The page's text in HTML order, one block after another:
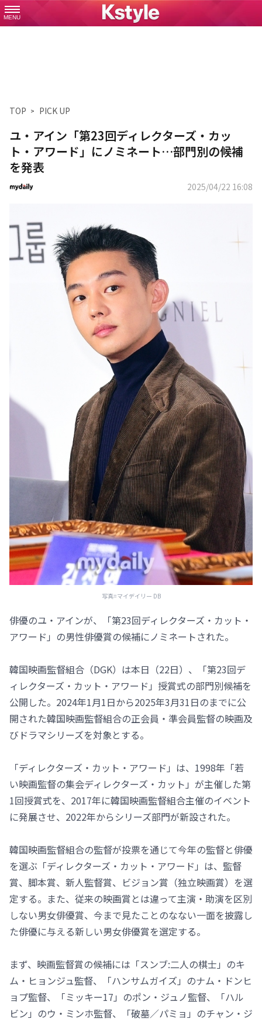
MENU
TOP PICK UP
ユ・アイン「第23回ディレクターズ・カッ
ト・アワード」にノミネート…部門別の候補
を発表
2025/04/22 16:08
写真=マイデイリー DB
俳優のユ・アインが、「第23回ディレクターズ・カット・
アワード」の男性俳優賞の候補にノミネートされた。
韓国映画監督組合（DGK）は本日（22日）、「第23回デ
ィレクターズ・カット・アワード」授賞式の部門別候補を
公開した。2024年1月1日から2025年3月31日のまでに公
開された韓国映画監督組合の正会員・準会員監督の映画及
びドラマシリーズを対象とする。
「ディレクターズ・カット・アワード」は、1998年「若
い映画監督の集会ディレクターズ・カット」が主催した第
1回授賞式を、2017年に韓国映画監督組合主催のイベント
に発展させ、2022年からシリーズ部門が新設された。
韓国映画監督組合の監督が投票を通じて今年の監督と俳優
を選ぶ「ディレクターズ・カット・アワード」は、監督
賞、脚本賞、新人監督賞、ビジョン賞（独立映画賞）を選
定する。また、従来の映画賞とは違って主演・助演を区別
しない男女俳優賞、今まで見たことのなない一面を披露し
た俳優に与える新しい男女俳優賞を選定する。
まず、映画監督賞の候補には「スンブ:二人の棋士」のキ
ム・ヒョンジュ監督、「ハンサムガイズ」のナム・ドンヒ
ョプ監督、「ミッキー17」のポン・ジュノ監督、「ハル
ビン」のウ・ミンホ監督、「破墓／パミョ」のチャン・ジ